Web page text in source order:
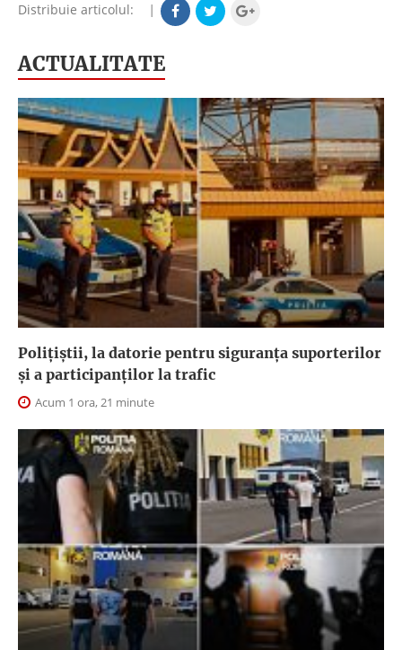
Distribuie articolul: |
ACTUALITATE
Polițiștii, la datorie pentru siguranța suporterilor
și a participanților la trafic
Acum 1 ora, 21 minute